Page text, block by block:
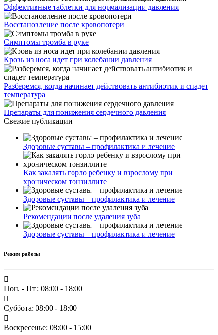
Эффективные таблетки для нормализации давления
Восстановление после кровопотери
Симптомы тромба в руке
Кровь из носа идет при колебании давления
Разберемся, когда начинает действовать антибиотик и спадет
температура
Препараты для понижения сердечного давления
Свежие публикации
Здоровые суставы – профилактика и лечение
Как закалять горло ребенку и взрослому при
хроническом тонзиллите
Здоровые суставы – профилактика и лечение
Рекомендации после удаления зуба
Здоровые суставы – профилактика и лечение
Режим работы
Пон. - Пт.: 08:00 - 18:00
Суббота: 08:00 - 18:00
Воскресенье: 08:00 - 15:00